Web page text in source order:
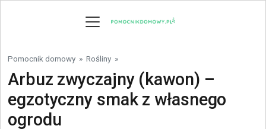
Pomocnik domowy » Rośliny »
Arbuz zwyczajny (kawon) –
egzotyczny smak z własnego
ogrodu